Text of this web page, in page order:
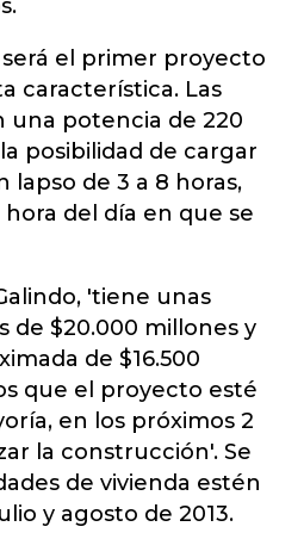
el primer proyecto
característica. Las
una potencia de 220
posibilidad de cargar
de 3 a 8 horas,
del día en que se
'tiene unas
de $20.000 millones y
de $16.500
que el proyecto esté
en los próximos 2
la construcción'. Se
de vivienda estén
y agosto de 2013.